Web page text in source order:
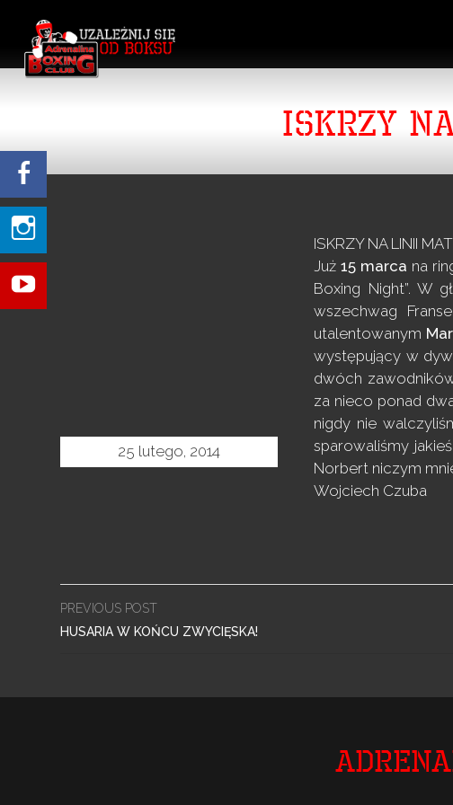
ISKRZY
25 lutego, 2014
ISKRZY NA LINII
Już15 marca na
Boxing Night”. W
wszechwag
utalentowanym
występujący w
dwóch
za nieco ponad
nigdy nie
sparowaliśmy
Norbert niczym
Wojciech Czuba
navigation
PREVIOUS POST
HUSARIA W KOŃCU ZWYCIĘSKA!